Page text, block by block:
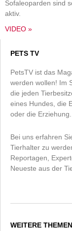
Sofaleoparden sind
aktiv.
VIDEO »
PETS TV
PetsTV ist das
werden wollen! Im
die jeden
eines Hundes, die
oder die Erziehung.
Bei uns erfahren
Tierhalter zu
Reportagen,
Neueste aus der
WEITERE THEMEN